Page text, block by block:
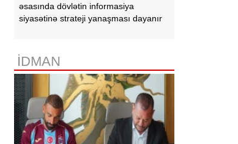
əsasında dövlətin informasiya
siyasətinə strateji yanaşması dayanır
İDMAN